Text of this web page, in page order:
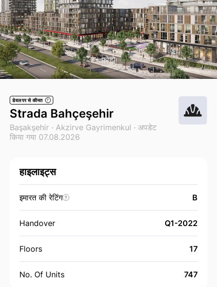
फोटो
डेवलपर से कीमत ?
Strada Bahçeşehir
Başakşehir · Akzirve Gayrimenkul · अपडेट
किया गया 07.08.2026
हाइलाइट्स
इमारत की रेटिंग ? B
Handover Q1-2022
Floors 17
No. Of Units 747